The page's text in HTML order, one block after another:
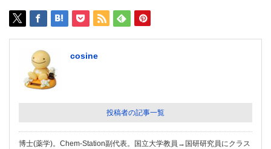
cosine
投稿者の記事一覧
博士(薬学)。Chem-Station副代表。国立大学教員→国研研究員にクラス